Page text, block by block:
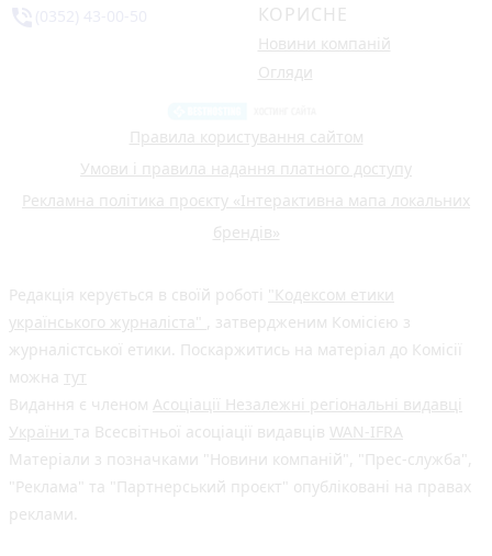
КОРИСНЕ
Новини компаній
Огляди
Правила користування сайтом
Умови і правила надання платного доступу
Рекламна політика проєкту «Інтерактивна мапа локальних
брендів»
Редакція керується в своїй роботі "Кодексом етики
українського журналіста"
, затвердженим Комісією з
журналістської етики. Поскаржитись на матеріал до Комісії
можна тут
Видання є членом Асоціації Незалежні регіональні видавці
України та Всесвітньої асоціації видавців WAN-IFRA
Матеріали з позначками "Новини компаній", "Прес-служба",
"Реклама" та "Партнерський проєкт" опубліковані на правах
реклами.